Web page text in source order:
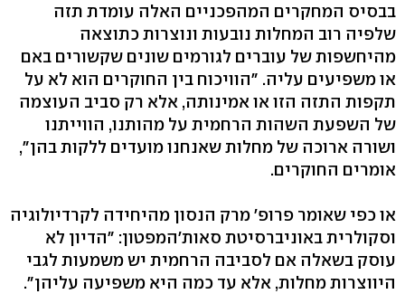
בבסיס המחקרים המהפכניים האלה עומדת תזה
שלפיה רוב המחלות נובעות ונוצרות כתוצאה
מהיחשפות של עוברים לגורמים שונים שקשורים באם
או משפיעים עליה. "הוויכוח בין החוקרים הוא לא על
תקפות התזה הזו או אמינותה, אלא רק סביב העוצמה
של השפעת השהות הרחמית על מהותנו, הווייתנו
ושורה ארוכה של מחלות שאנחנו מועדים ללקות בהן",
אומרים החוקרים.
או כפי שאומר פרופ' מרק הנסון מהיחידה לקרדיולוגיה
וסקולרית באוניברסיטת סאות'המפטון: "הדיון לא
עוסק בשאלה אם לסביבה הרחמית יש משמעות לגבי
היווצרות מחלות, אלא עד כמה היא משפיעה עליהן".